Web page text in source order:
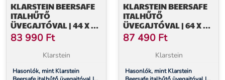
KLARSTEIN BEERSAFE
ITALHŰTŐ
ÜVEGAJTÓVAL | 44 X 48
CM | LED-ES BELSŐ
VILÁGÍTÁS | EZÜST
83 990 Ft
Klarstein
Hasonlók, mint Klarstein
KLARSTEIN BEERSAFE
ITALHŰTŐ
ÜVEGAJTÓVAL | 64 X 48
CM | LED-ES BELSŐ
VILÁGÍTÁS
87 490 Ft
Klarstein
Hasonlók, mint Klarstein